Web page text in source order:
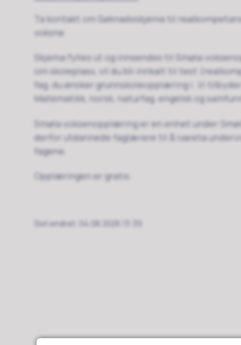
Ta kontakt om Søknadsskjema til
voksne
Skjema fylles ut og innsendes til Smøla
om skoleplass, vil du bli innkalt til test
fag, du ønsker grunnskoleopplæring i. Vi
Matematikk, norsk, naturfag, engelsk og
Smøla voksenopplæring er en enhet under
derfor utdannede faglærere til å ivareta
fagene.
Opplæringen er gratis.
Sist endret 04.08.2026 13:39